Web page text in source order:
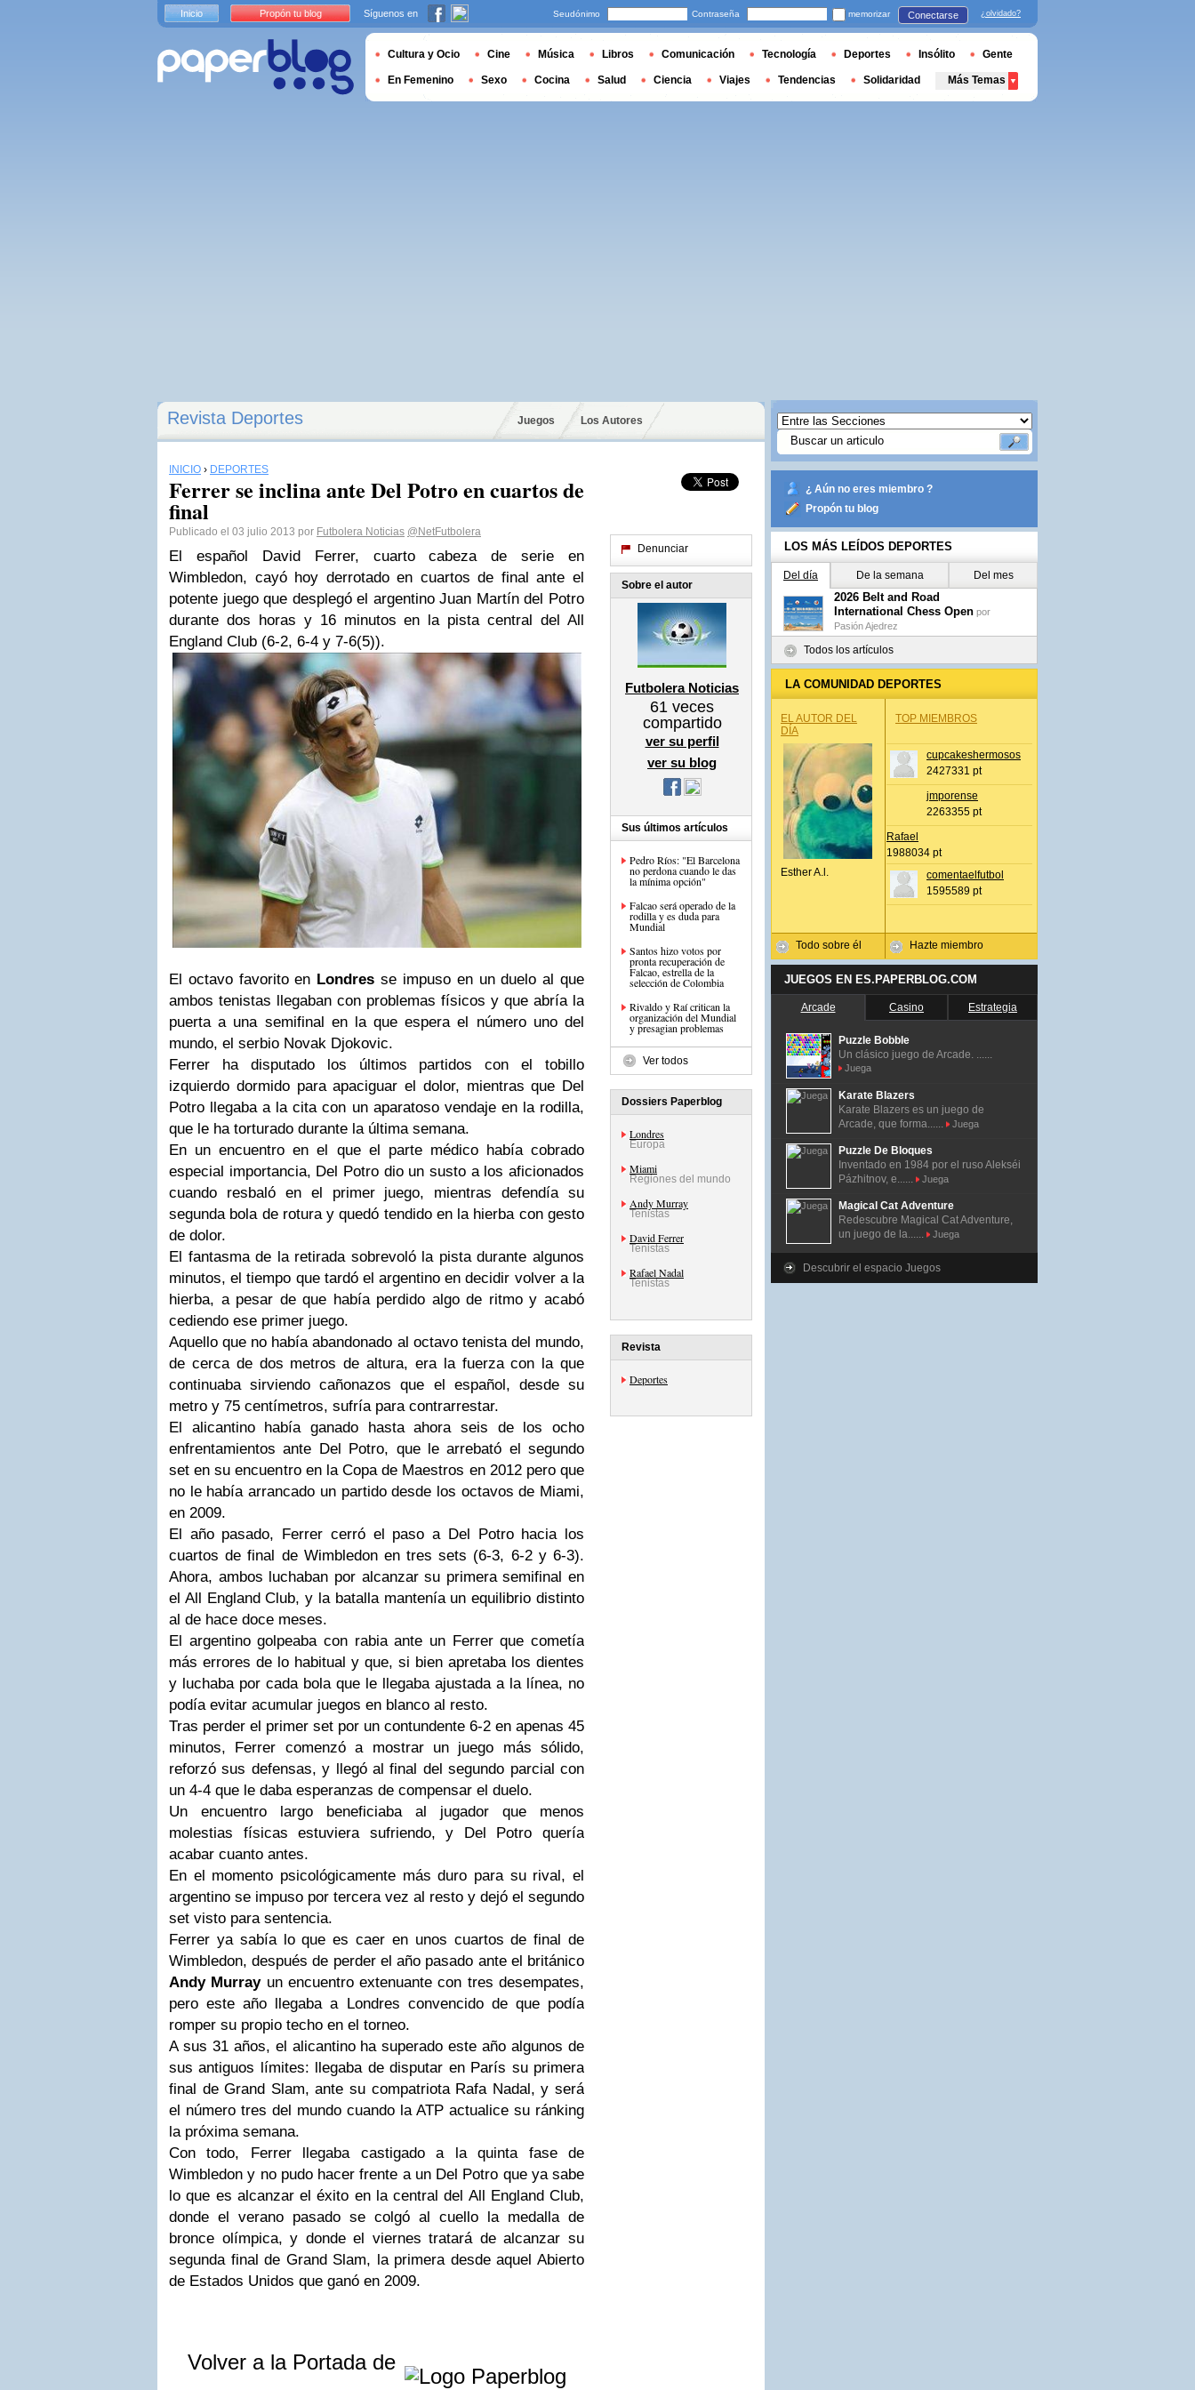
Revista Deportes Juegos Los Autores
INICIO › DEPORTES
Ferrer se inclina ante Del Potro en cuartos de
final
Publicado el 03 julio 2013 por Futbolera Noticias @NetFutbolera
El español David Ferrer, cuarto cabeza de serie en
Wimbledon, cayó hoy derrotado en cuartos de final ante el
potente juego que desplegó el argentino Juan Martín del Potro
durante dos horas y 16 minutos en la pista central del All
England Club (6-2, 6-4 y 7-6(5)).
El octavo favorito en Londres se impuso en un duelo al que
ambos tenistas llegaban con problemas físicos y que abría la
puerta a una semifinal en la que espera el número uno del
mundo, el serbio Novak Djokovic.
Ferrer ha disputado los últimos partidos con el tobillo
izquierdo dormido para apaciguar el dolor, mientras que Del
Potro llegaba a la cita con un aparatoso vendaje en la rodilla,
que le ha torturado durante la última semana.
En un encuentro en el que el parte médico había cobrado
especial importancia, Del Potro dio un susto a los aficionados
cuando resbaló en el primer juego, mientras defendía su
segunda bola de rotura y quedó tendido en la hierba con gesto
de dolor.
El fantasma de la retirada sobrevoló la pista durante algunos
minutos, el tiempo que tardó el argentino en decidir volver a la
hierba, a pesar de que había perdido algo de ritmo y acabó
cediendo ese primer juego.
Aquello que no había abandonado al octavo tenista del mundo,
de cerca de dos metros de altura, era la fuerza con la que
continuaba sirviendo cañonazos que el español, desde su
metro y 75 centímetros, sufría para contrarrestar.
El alicantino había ganado hasta ahora seis de los ocho
enfrentamientos ante Del Potro, que le arrebató el segundo
set en su encuentro en la Copa de Maestros en 2012 pero que
no le había arrancado un partido desde los octavos de Miami,
en 2009.
El año pasado, Ferrer cerró el paso a Del Potro hacia los
cuartos de final de Wimbledon en tres sets (6-3, 6-2 y 6-3).
Ahora, ambos luchaban por alcanzar su primera semifinal en
el All England Club, y la batalla mantenía un equilibrio distinto
al de hace doce meses.
El argentino golpeaba con rabia ante un Ferrer que cometía
más errores de lo habitual y que, si bien apretaba los dientes
y luchaba por cada bola que le llegaba ajustada a la línea, no
podía evitar acumular juegos en blanco al resto.
Tras perder el primer set por un contundente 6-2 en apenas 45
minutos, Ferrer comenzó a mostrar un juego más sólido,
reforzó sus defensas, y llegó al final del segundo parcial con
un 4-4 que le daba esperanzas de compensar el duelo.
Un encuentro largo beneficiaba al jugador que menos
molestias físicas estuviera sufriendo, y Del Potro quería
acabar cuanto antes.
En el momento psicológicamente más duro para su rival, el
argentino se impuso por tercera vez al resto y dejó el segundo
set visto para sentencia.
Ferrer ya sabía lo que es caer en unos cuartos de final de
Wimbledon, después de perder el año pasado ante el británico
Andy Murrayun encuentro extenuante con tres desempates,
pero este año llegaba a Londres convencido de que podía
romper su propio techo en el torneo.
A sus 31 años, el alicantino ha superado este año algunos de
sus antiguos límites: llegaba de disputar en París su primera
final de Grand Slam, ante su compatriota Rafa Nadal, y será
el número tres del mundo cuando la ATP actualice su ránking
la próxima semana.
Con todo, Ferrer llegaba castigado a la quinta fase de
Wimbledon y no pudo hacer frente a un Del Potro que ya sabe
lo que es alcanzar el éxito en la central del All England Club,
donde el verano pasado se colgó al cuello la medalla de
bronce olímpica, y donde el viernes tratará de alcanzar su
segunda final de Grand Slam, la primera desde aquel Abierto
de Estados Unidos que ganó en 2009.
Volver a la Portada de
Denunciar
Sobre el autor
Futbolera Noticias
61 veces
compartido
ver su perfil
ver su blog
Sus últimos artículos
Pedro Ríos: "El Barcelona
no perdona cuando le das
la mínima opción"
Falcao será operado de la
rodilla y es duda para
Mundial
Santos hizo votos por
pronta recuperación de
Falcao, estrella de la
selección de Colombia
Rivaldo y Raí critican la
organización del Mundial
y presagian problemas
Ver todos
Dossiers Paperblog
Londres
Europa
Miami
Regiones del mundo
Andy Murray
Tenistas
David Ferrer
Tenistas
Rafael Nadal
Tenistas
Revista
Deportes
¿ Aún no eres miembro ?
Propón tu blog
LOS MÁS LEÍDOS DEPORTES
Del día De la semana Del mes
2026 Belt and Road
International Chess Open por
Pasión Ajedrez
Todos los artículos
LA COMUNIDAD DEPORTES
EL AUTOR DEL
DÍA
Esther A.l.
Todo sobre él
TOP MIEMBROS
cupcakeshermosos
2427331 pt
jmporense
2263355 pt
Rafael
1988034 pt
comentaelfutbol
1595589 pt
Hazte miembro
JUEGOS EN ES.PAPERBLOG.COM
Arcade Casino Estrategia
Puzzle Bobble
Un clásico juego de Arcade. ......
Juega
Karate Blazers
Karate Blazers es un juego de
Arcade, que forma......
Juega
Puzzle De Bloques
Inventado en 1984 por el ruso Alekséi
Pázhitnov, e......
Juega
Magical Cat Adventure
Redescubre Magical Cat Adventure,
un juego de la......
Juega
Descubrir el espacio Juegos
Inicio Propón tu blog Síguenos en Seudónimo Contraseña memorizar Conectarse ¿olvidado?
Cultura y Ocio Cine Música Libros Comunicación Tecnología Deportes Insólito Gente
En Femenino Sexo Cocina Salud Ciencia Viajes Tendencias Solidaridad Más Temas